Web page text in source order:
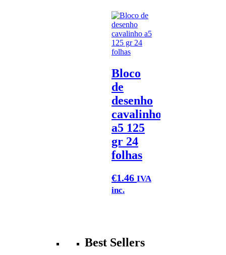
Bloco
de
desenho
cavalinho
a5 125
gr 24
folhas
€1.46 IVA
inc.
Best Sellers